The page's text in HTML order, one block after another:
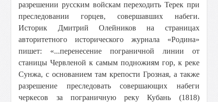
разрешении русским войскам переходить Терек при
преследовании горцев, совершавших набеги.
Историк Дмитрий Олейников на страницах
авторитетного исторического журнала «Родина»
пишет: «...перенесение пограничной линии от
станицы Червленой к самым подножиям гор, к реке
Сунжа, с основанием там крепости Грозная, а также
разрешение преследовать совершающих набеги
черкесов за пограничную реку Кубань (1818)